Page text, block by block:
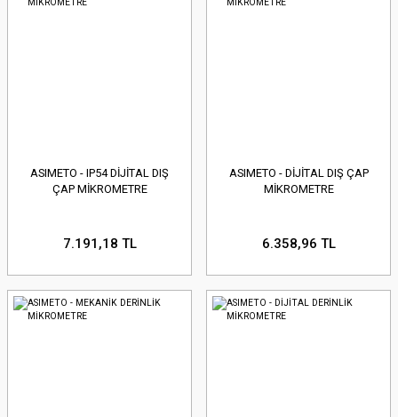
ASIMETO - IP54 DİJİTAL DIŞ
ÇAP MİKROMETRE
7.191,18 TL
ASIMETO - DİJİTAL DIŞ ÇAP
MİKROMETRE
6.358,96 TL